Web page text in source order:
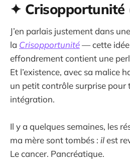
✦ Crisopportunité
J’en parlais justement dans
la Crisopportunité— cette
effondrement contient une
Et l’existence, avec sa malice
un petit contrôle surprise pour
intégration.
Il y a quelques semaines, les
ma mère sont tombés : ilest
Le cancer. Pancréatique.